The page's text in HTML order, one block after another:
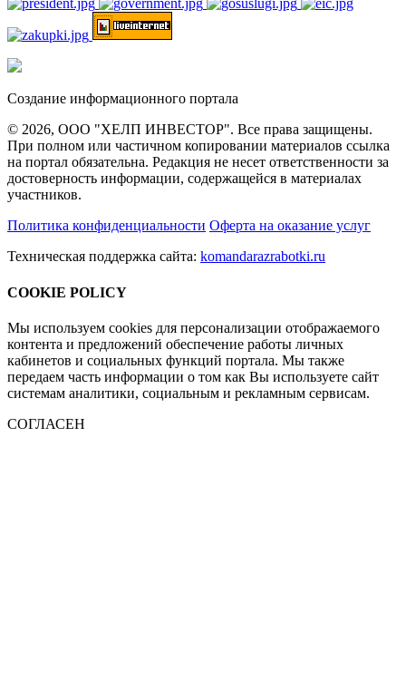
Создание информационного портала
© 2026, ООО "ХЕЛП ИНВЕСТОР". Все права защищены.
При полном или частичном копировании материалов ссылка
на портал обязательна. Редакция не несет ответственности за
достоверность информации, содержащейся в материалах
участников.
Политика конфиденциальности Оферта на оказание услуг
Техническая поддержка сайта: komandarazrabotki.ru
COOKIE POLICY
Мы используем cookies для персонализации отображаемого
контента и предложений обеспечение работы личных
кабинетов и социальных функций портала. Мы также
передаем часть информации о том как Вы используете сайт
системам аналитики, социальным и рекламным сервисам.
СОГЛАСЕН